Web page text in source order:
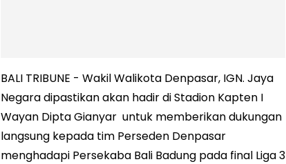
BALI TRIBUNE - Wakil Walikota Denpasar, IGN. Jaya
Negara dipastikan akan hadir di Stadion Kapten I
Wayan Dipta Gianyar untuk memberikan dukungan
langsung kepada tim Perseden Denpasar
menghadapi Persekaba Bali Badung pada final Liga 3